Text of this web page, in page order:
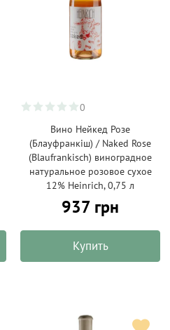
0
Вино Нейкед Розе
(Блауфранкіш) / Naked Rose
(Blaufrankisch) виноградное
натуральное розовое сухое
12% Heinrich, 0,75 л
937 грн
Купить